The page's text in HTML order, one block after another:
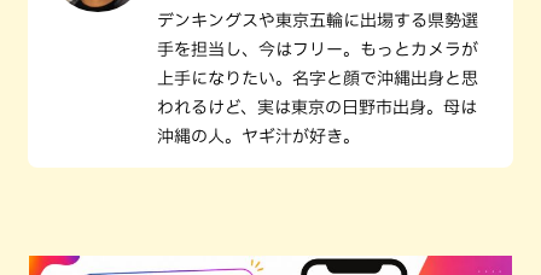
デンキングスや東京五輪に出場する県勢選
手を担当し、今はフリー。もっとカメラが
上手になりたい。名字と顔で沖縄出身と思
われるけど、実は東京の日野市出身。母は
沖縄の人。ヤギ汁が好き。